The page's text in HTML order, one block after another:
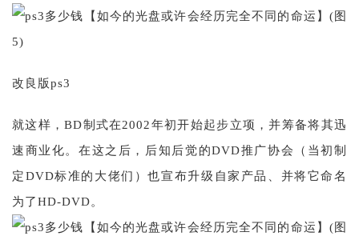
改良版ps3
就这样，BD制式在2002年初开始起步立项，并筹备将其迅
速商业化。在这之后，后知后觉的DVD推广协会（当初制
定DVD标准的大佬们）也宣布升级自家产品、并将它命名
为了HD-DVD。